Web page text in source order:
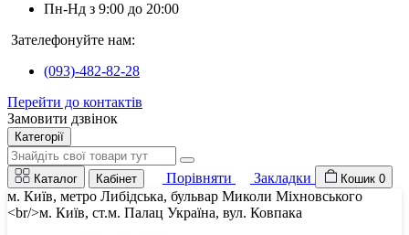
Пн-Нд з 9:00 до 20:00
Зателефонуйте нам:
(093)-482-82-28
Перейти до контактів
Замовити дзвінок
Категорії
Каталог Кабінет Порівняти Закладки Кошик 0
м. Київ, метро Либідська, бульвар Миколи Міхновського
<br/>м. Київ, ст.м. Палац Україна, вул. Ковпака